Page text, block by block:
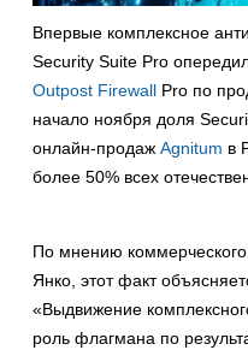
Впервые комплексное
Security Suite Pro
Outpost Firewall Pro по
начало ноября доля
онлайн-продаж Agnitum в
более 50% всех
По мнению
Янко, этот факт
«Выдвижение
роль флагмана по